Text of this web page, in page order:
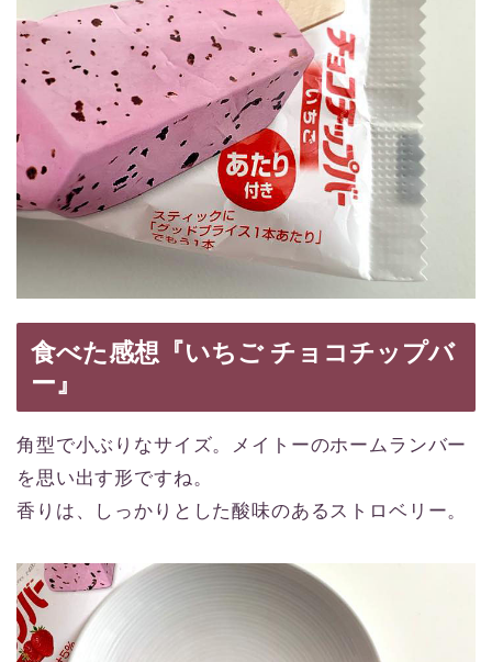
食べた感想『いちご チョコチップバ
ー』
角型で小ぶりなサイズ。メイトーのホームランバー
を思い出す形ですね。
香りは、しっかりとした酸味のあるストロベリー。